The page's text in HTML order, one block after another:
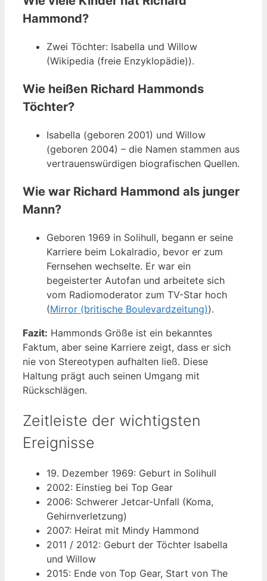
Hammond?
Zwei Töchter: Isabella und Willow
(Wikipedia (freie Enzyklopädie)).
Wie heißen Richard Hammonds
Töchter?
Isabella (geboren 2001) und Willow
(geboren 2004) – die Namen stammen aus
vertrauenswürdigen biografischen Quellen.
Wie war Richard Hammond als junger
Mann?
Geboren 1969 in Solihull, begann er seine
Karriere beim Lokalradio, bevor er zum
Fernsehen wechselte. Er war ein
begeisterter Autofan und arbeitete sich
vom Radiomoderator zum TV-Star hoch
(Mirror (britische Boulevardzeitung)).
Fazit: Hammonds Größe ist ein bekanntes
Faktum, aber seine Karriere zeigt, dass er sich
nie von Stereotypen aufhalten ließ. Diese
Haltung prägt auch seinen Umgang mit
Rückschlägen.
Zeitleiste der wichtigsten
Ereignisse
19. Dezember 1969: Geburt in Solihull
2002: Einstieg bei Top Gear
2006: Schwerer Jetcar-Unfall (Koma,
Gehirnverletzung)
2007: Heirat mit Mindy Hammond
2011 / 2012: Geburt der Töchter Isabella
und Willow
2015: Ende von Top Gear, Start von The